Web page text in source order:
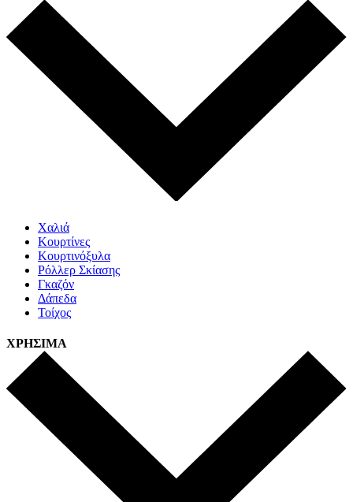
Χαλιά
Κουρτίνες
Κουρτινόξυλα
Ρόλλερ Σκίασης
Γκαζόν
Δάπεδα
Τοίχος
ΧΡΗΣΙΜΑ